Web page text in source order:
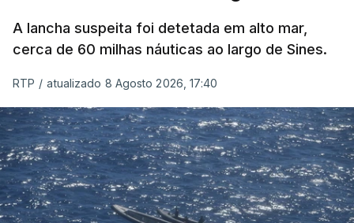
A lancha suspeita foi detetada em alto mar,
cerca de 60 milhas náuticas ao largo de Sines.
RTP / atualizado 8 Agosto 2026, 17:40